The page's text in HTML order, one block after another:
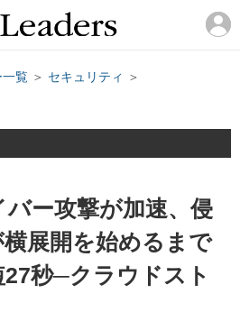
一覧 ＞ セキュリティ
＞
ー攻撃が加速、侵
展開を始めるまで
秒─クラウドスト